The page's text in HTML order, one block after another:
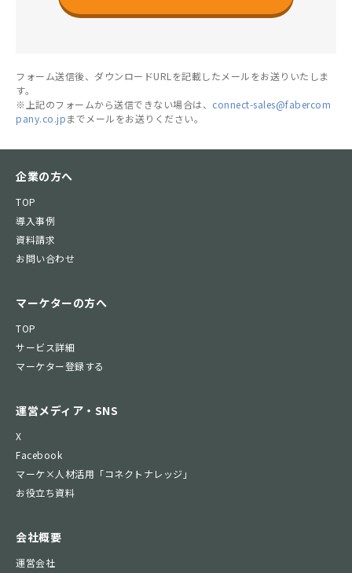
フォーム送信後、ダウンロードURLを記載したメールをお送りいたしま
す。
※上記のフォームから送信できない場合は、 connect-sales@fabercom
pany.co.jpまでメールをお送りください。
企業の方へ
TOP
導入事例
資料請求
お問い合わせ
マーケターの方へ
TOP
サービス詳細
マーケター登録する
運営メディア・SNS
X
Facebook
マーケ×人材活用「コネクトナレッジ」
お役立ち資料
会社概要
運営会社